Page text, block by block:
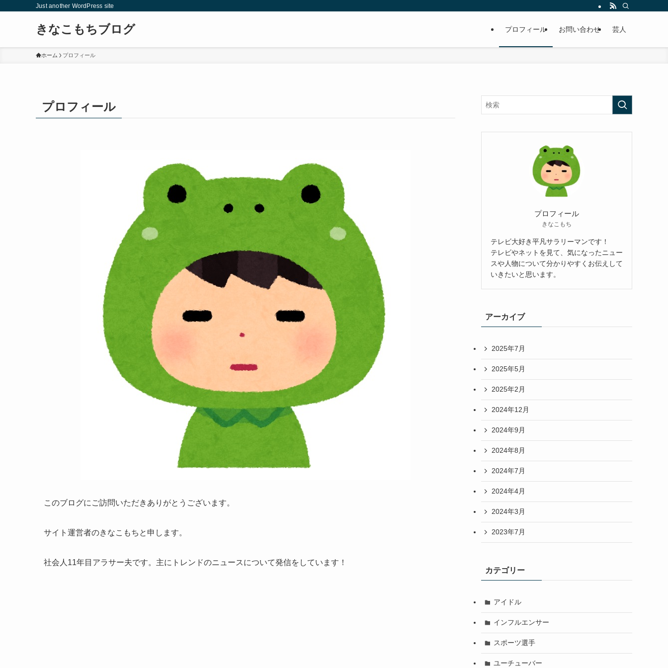
Just another WordPress site
きなこもちブログ プロフィール お問い合わせ 芸人
ホーム プロフィール
プロフィール
このブログにご訪問いただきありがとうございます。
サイト運営者のきなこもちと申します。
社会人11年目アラサー夫です。主にトレンドのニュースについて発信をしています！
プロフィール
きなこもち
テレビ大好き平凡サラリーマンです！
テレビやネットを見て、気になったニュー
スや人物について分かりやすくお伝えして
いきたいと思います。
アーカイブ
2025年7月
2025年5月
2025年2月
2024年12月
2024年9月
2024年8月
2024年7月
2024年4月
2024年3月
2023年7月
カテゴリー
アイドル
インフルエンサー
スポーツ選手
ユーチューバー